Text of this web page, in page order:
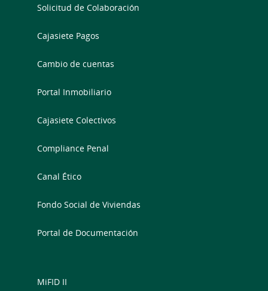
Solicitud de Colaboración
Cajasiete Pagos
Cambio de cuentas
Portal Inmobiliario
Cajasiete Colectivos
Compliance Penal
Canal Ético
Fondo Social de Viviendas
Portal de Documentación
MiFID II